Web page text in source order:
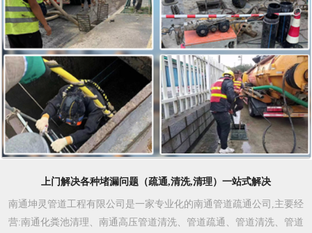
上门解决各种堵漏问题（疏通,清洗,清理）一站式解决
南通坤灵管道工程有限公司是一家专业化的南通管道疏通公司,主要经
营:南通化粪池清理、南通高压管道清洗、管道疏通、管道清洗、管道